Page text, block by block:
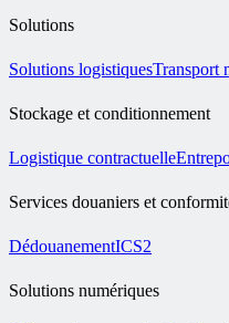
Solutions
Solutions logistiquesTransport
Stockage et conditionnement
Logistique contractuelle
Services douaniers et
DédouanementICS2
Solutions numériques